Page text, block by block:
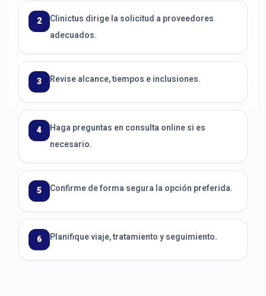
2
Clinictus dirige la solicitud a proveedores
adecuados.
3 Revise alcance, tiempos e inclusiones.
4
Haga preguntas en consulta online si es
necesario.
5 Confirme de forma segura la opción preferida.
6 Planifique viaje, tratamiento y seguimiento.